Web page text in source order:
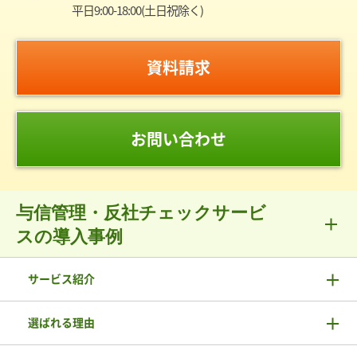
平日9:00-18:00(土日祝除く)
資料請求
お問い合わせ
与信管理・反社チェックサービ
スの導入事例
サービス紹介
選ばれる理由